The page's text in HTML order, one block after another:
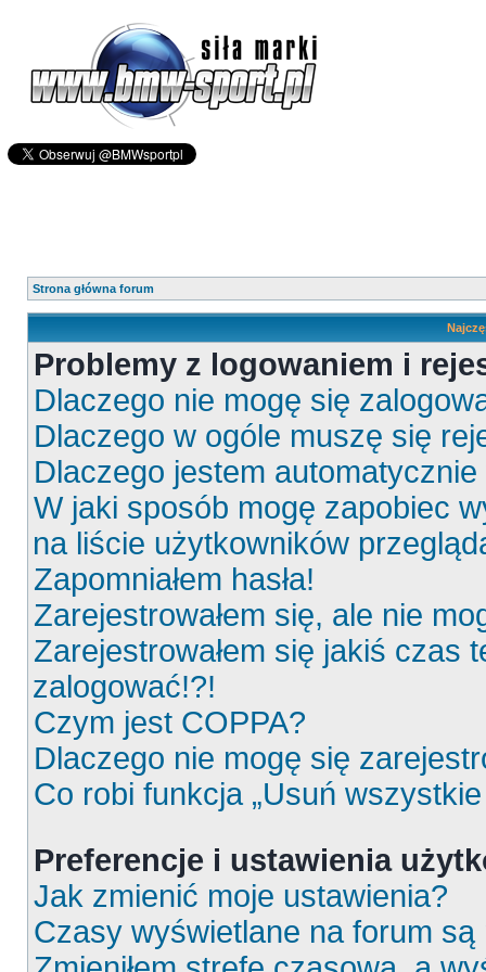
Strona główna forum
Problemy z logowaniem i
Dlaczego nie mogę się
Dlaczego w ogóle muszę się
Dlaczego jestem
W jaki sposób mogę zapobiec
na liście użytkowników
Zapomniałem hasła!
Zarejestrowałem się, ale nie
Zarejestrowałem się jakiś czas
zalogować!?!
Czym jest COPPA?
Dlaczego nie mogę się
Co robi funkcja „Usuń
Preferencje i ustawienia
Jak zmienić moje ustawienia?
Czasy wyświetlane na forum są